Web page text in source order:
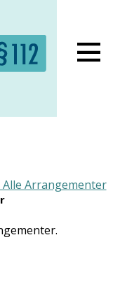
Lukk meny
Alle Arrangementer